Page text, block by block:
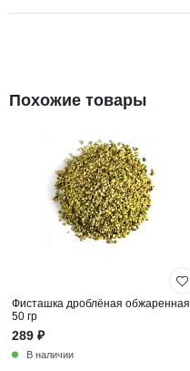
Похожие товары
Фисташка дроблёная обжаренная
50 гр
289 ₽
В наличии